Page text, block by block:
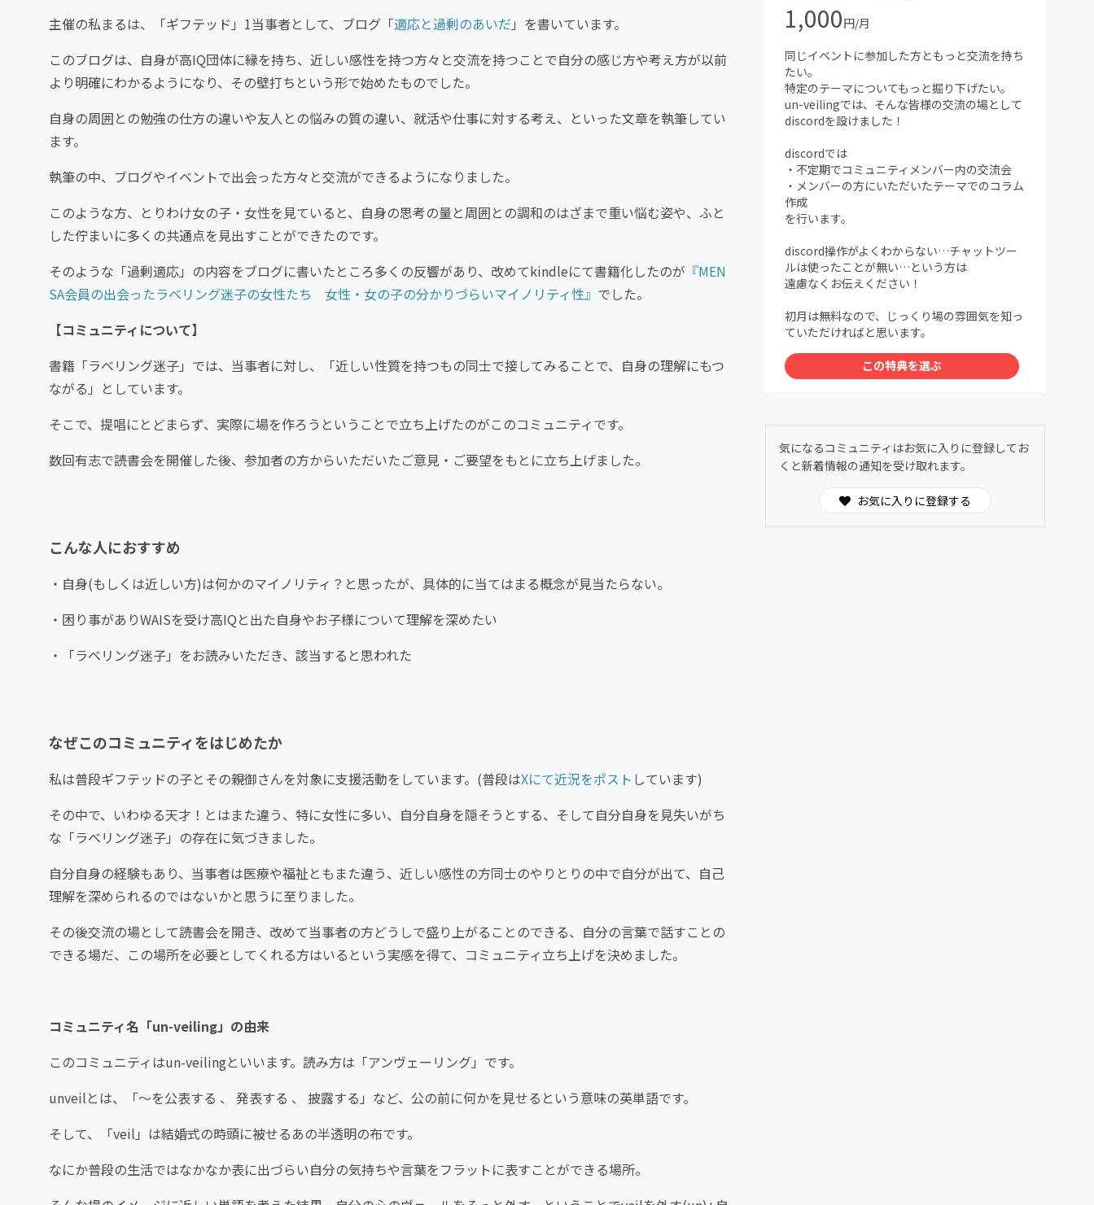
主催の私まるは、「ギフテッド」1当事者として、ブログ「適応と過剰のあいだ 」を書いています。
このブログは、自身が高IQ団体に縁を持ち、近しい感性を持つ方々と交流を持つことで自分の感じ方や考え方が以前
より明確にわかるようになり、その壁打ちという形で始めたものでした。
自身の周囲との勉強の仕方の違いや友人との悩みの質の違い、就活や仕事に対する考え、といった文章を執筆してい
ます。
執筆の中、ブログやイベントで出会った方々と交流ができるようになりました。
このような方、とりわけ女の子・女性を見ていると、自身の思考の量と周囲との調和のはざまで重い悩む姿や、ふと
した佇まいに多くの共通点を見出すことができたのです。
そのような「過剰適応」の内容をブログに書いたところ多くの反響があり、改めてkindleにて書籍化したのが 『MEN
SA会員の出会ったラベリング迷子の女性たち 女性・女の子の分かりづらいマイノリティ性』 でした。
【コミュニティについて】
書籍「ラベリング迷子」では、当事者に対し、「近しい性質を持つもの同士で接してみることで、自身の理解にもつ
ながる」としています。
そこで、提唱にとどまらず、実際に場を作ろうということで立ち上げたのがこのコミュニティです。
数回有志で読書会を開催した後、参加者の方からいただいたご意見・ご要望をもとに立ち上げました。
こんな人におすすめ
・自身(もしくは近しい方)は何かのマイノリティ？と思ったが、具体的に当てはまる概念が見当たらない。
・困り事がありWAISを受け高IQと出た自身やお子様について理解を深めたい
・「ラベリング迷子」をお読みいただき、該当すると思われた
なぜこのコミュニティをはじめたか
私は普段ギフテッドの子とその親御さんを対象に支援活動をしています。(普段はXにて近況をポスト しています)
その中で、いわゆる天才！とはまた違う、特に女性に多い、自分自身を隠そうとする、そして自分自身を見失いがち
な「ラベリング迷子」の存在に気づきました。
自分自身の経験もあり、当事者は医療や福祉ともまた違う、近しい感性の方同士のやりとりの中で自分が出て、自己
理解を深められるのではないかと思うに至りました。
その後交流の場として読書会を開き、改めて当事者の方どうしで盛り上がることのできる、自分の言葉で話すことの
できる場だ、この場所を必要としてくれる方はいるという実感を得て、コミュニティ立ち上げを決めました。
コミュニティ名「un-veiling」の由来
このコミュニティはun-veilingといいます。読み方は「アンヴェーリング」です。
unveilとは、「～を公表する 、 発表する 、 披露する」など、公の前に何かを見せるという意味の英単語です。
そして、「veil」は結婚式の時頭に被せるあの半透明の布です。
なにか普段の生活ではなかなか表に出づらい自分の気持ちや言葉をフラットに表すことができる場所。
1,000円/月
同じイベントに参加した方ともっと交流を持ち
たい。
特定のテーマについてもっと掘り下げたい。
un-veilingでは、そんな皆様の交流の場として
discordを設けました！
discordでは
・不定期でコミュニティメンバー内の交流会
・メンバーの方にいただいたテーマでのコラム
作成
を行います。
discord操作がよくわからない…チャットツー
ルは使ったことが無い…という方は
遠慮なくお伝えください！
初月は無料なので、じっくり場の雰囲気を知っ
ていただければと思います。
この特典を選ぶ
気になるコミュニティはお気に入りに登録してお
くと新着情報の通知を受け取れます。
お気に入りに登録する